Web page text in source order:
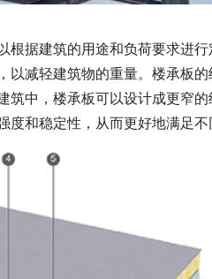
据建筑的用途和负荷要求进
减轻建筑物的重量。楼承板
中，楼承板可以设计成更窄
和稳定性，从而更好地满足不